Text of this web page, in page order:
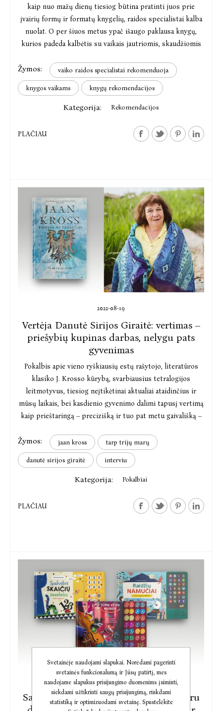
kaip nuo mažų dienų tiesiog būtina pratinti juos prie
įvairių formų ir formatų knygelių, raidos specialistai kalba
nuolat. O per šiuos metus ypač išaugo paklausa knygų,
kurios padeda kalbėtis su vaikais jautriomis, skaudžiomis
Žymos: vaiko raidos specialistai rekomenduoja
knygos vaikams knygų rekomendacijos
Kategorija: Rekomendacijos
PLAČIAU
2022-08-19
Vertėja Danutė Sirijos Giraitė: vertimas –
priešybių kupinas darbas, nelygu pats
gyvenimas
Pokalbis apie vieno ryškiausių estų rašytojo, literatūros
klasiko J. Krosso kūrybą, svarbiausius tetralogijos
leitmotyvus, tiesiog neįtikėtinai aktualiai ataidinčius ir
mūsų laikais, bei kasdienio gyvenimo dalimi tapusį vertimą
kaip prieštaringą – precizišką ir tuo pat metu gaivališką –
Žymos: jaan kross tarp trijų marų
danutė sirijos giraitė interviu
Kategorija: Pokalbiai
PLAČIAU
2022-08-17
Savaitės knygos: garsinės knygos „Džyru
Svetainėje naudojami slapukai. Norėdami pagerinti
svetainės funkcionalumą ir Jūsų patirtį, mes
naudojame slapukus prisijungimo duomenims įsiminti,
siekdami užtikrinti saugų prisijungimą, rinkdami
statistiką ir optimizuodami svetainę. Spustelėkite